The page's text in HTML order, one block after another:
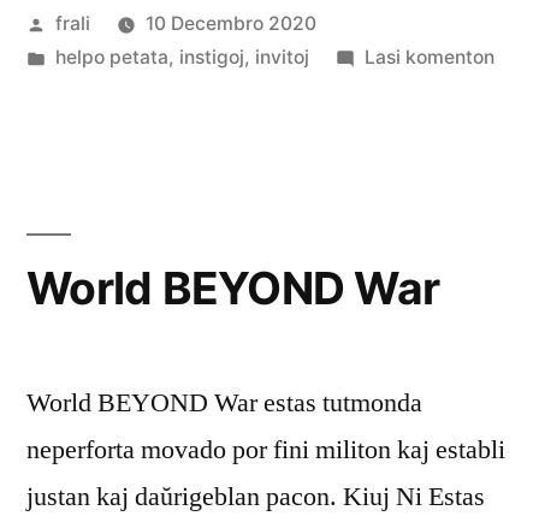
kaj
abonantojn”
Afiŝita
de
frali
10 Decembro 2020
Afiŝita
helpo petata, instigoj, invitoj Lasi komentonpri
World BEYOND War
World BEYOND War estas tutmonda
neperforta movado por fini militon kaj establi
justan kaj daŭrigeblan pacon. Kiuj Ni Estas